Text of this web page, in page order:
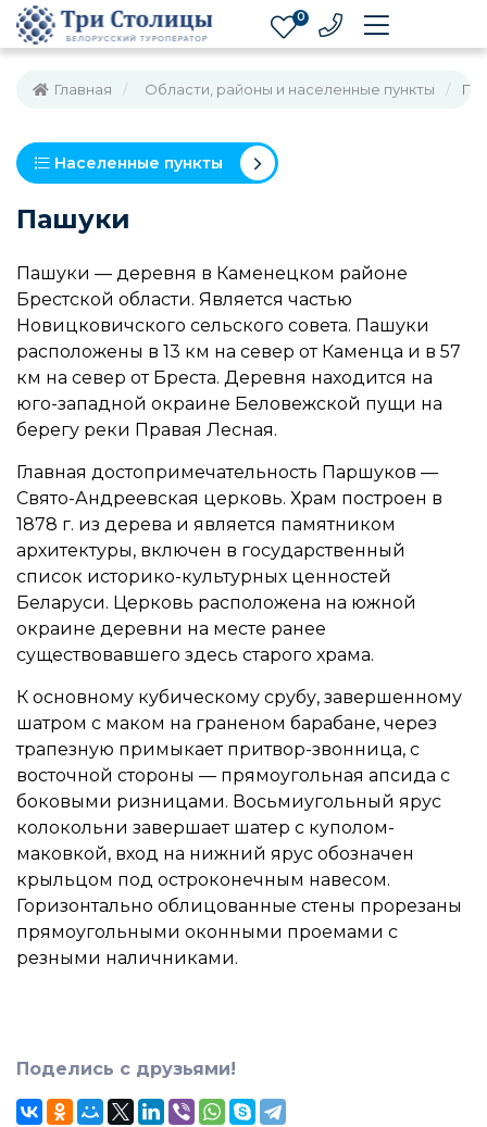
0
Главная Области, районы и населенные пункты
Населенные пункты
Пашуки
Пашуки — деревня в Каменецком районе
Брестской области. Является частью
Новицковичского сельского совета. Пашуки
расположены в 13 км на север от Каменца и в 57
км на север от Бреста. Деревня находится на
юго-западной окраине Беловежской пущи на
берегу реки Правая Лесная.
Главная достопримечательность Паршуков —
Свято-Андреевская церковь. Храм построен в
1878 г. из дерева и является памятником
архитектуры, включен в государственный
список историко-культурных ценностей
Беларуси. Церковь расположена на южной
окраине деревни на месте ранее
существовавшего здесь старого храма.
К основному кубическому срубу, завершенному
шатром с маком на граненом барабане, через
трапезную примыкает притвор-звонница, с
восточной стороны — прямоугольная апсида с
боковыми ризницами. Восьмиугольный ярус
колокольни завершает шатер с куполом-
маковкой, вход на нижний ярус обозначен
крыльцом под остроконечным навесом.
Горизонтально облицованные стены прорезаны
прямоугольными оконными проемами с
резными наличниками.
Поделись с друзьями!